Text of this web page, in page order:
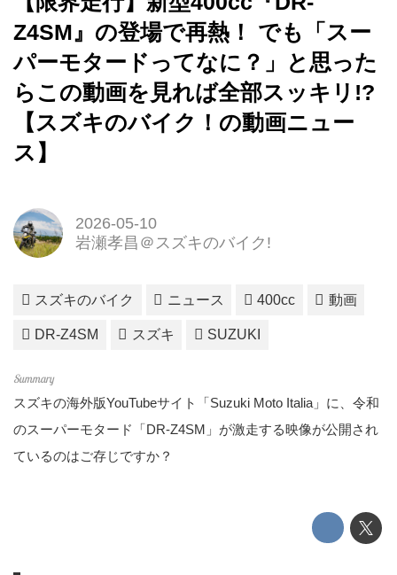
Z4SM』の登場で再熱！ でも「スー
パーモタードってなに？」と思った
らこの動画を見れば全部スッキリ!?
【スズキのバイク！の動画ニュー
ス】
2026-05-10
岩瀬孝昌＠スズキのバイク!
スズキのバイク ニュース 400cc 動画
DR-Z4SM スズキ SUZUKI
スズキの海外版YouTubeサイト「Suzuki Moto Italia」に、令和
のスーパーモタード「DR-Z4SM」が激走する映像が公開され
ているのはご存じですか？